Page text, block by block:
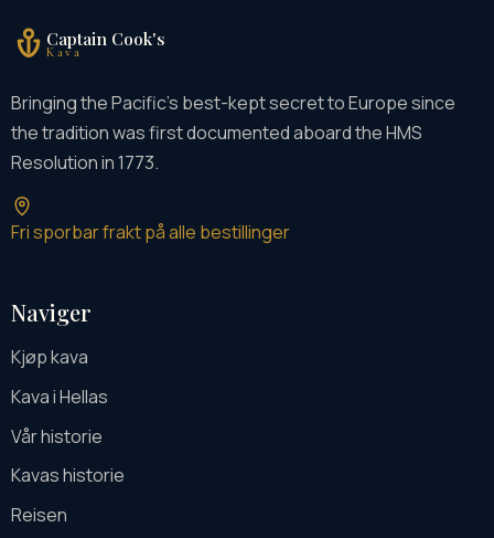
Captain Cook's
Kava
Bringing the Pacific's best-kept secret to Europe since
the tradition was first documented aboard the HMS
Resolution in 1773.
Fri sporbar frakt på alle bestillinger
Naviger
Kjøp kava
Kava i Hellas
Vår historie
Kavas historie
Reisen